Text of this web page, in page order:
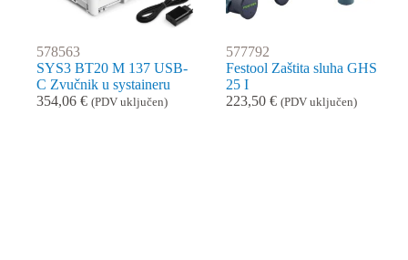
578563
SYS3 BT20 M 137 USB-
C Zvučnik u systaineru
354,06 € (PDV uključen)
577792
Festool Zaštita sluha GHS
25 I
223,50 € (PDV uključen)